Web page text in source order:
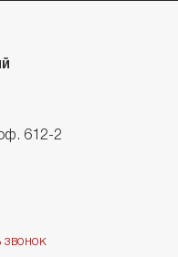
612-2
звонок